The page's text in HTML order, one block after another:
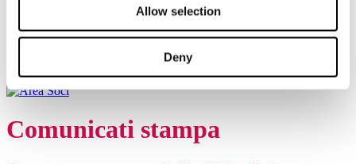
Allow selection
Deny
Assocarta partner della XII edizione dell'Eco Forum di
Legambiente a Roma il 1-2 luglio 2025
Comunicati stampa